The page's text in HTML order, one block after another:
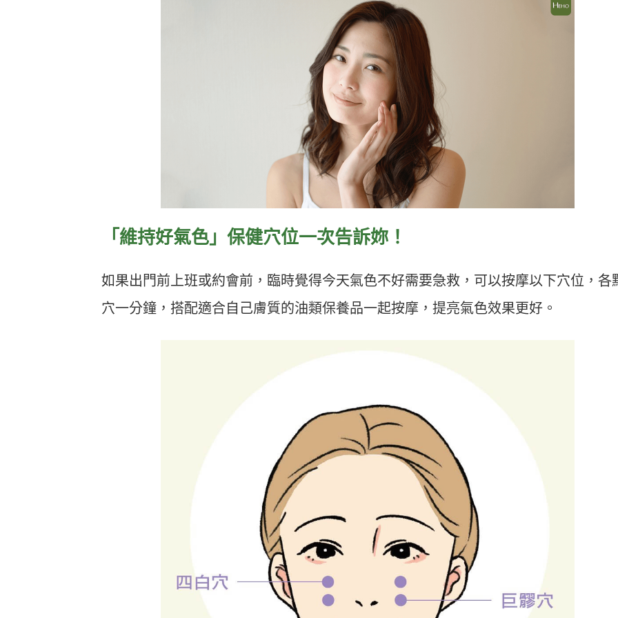
「維持好氣色」保健穴位一次告訴妳！
如果出門前上班或約會前，臨時覺得今天氣色不好需要急救，可以按摩以下穴位，各
穴一分鐘，搭配適合自己膚質的油類保養品一起按摩，提亮氣色效果更好。